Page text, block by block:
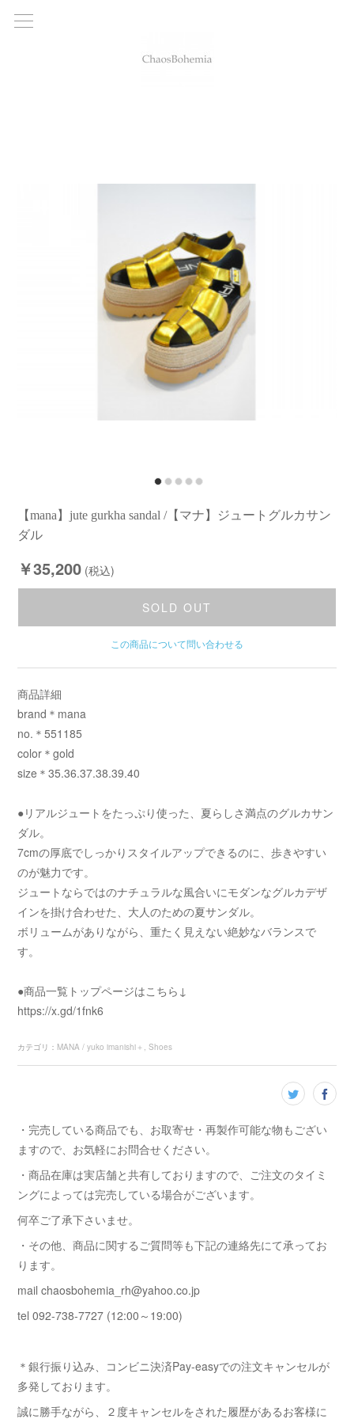
【mana】jute gurkha sandal /【マナ】ジュートグルカサン
ダル
￥35,200 (税込)
SOLD OUT
この商品について問い合わせる
商品詳細
brand＊mana
no.＊551185
color＊gold
size＊35.36.37.38.39.40
●リアルジュートをたっぷり使った、夏らしさ満点のグルカサン
ダル。
7cmの厚底でしっかりスタイルアップできるのに、歩きやすい
のが魅力です。
ジュートならではのナチュラルな風合いにモダンなグルカデザ
インを掛け合わせた、大人のための夏サンダル。
ボリュームがありながら、重たく見えない絶妙なバランスで
す。
●商品一覧トップページはこちら↓
https://x.gd/1fnk6
カテゴリ ： MANA / yuko imanishi＋ Shoes
・完売している商品でも、お取寄せ・再製作可能な物もござい
ますので、お気軽にお問合せください。
・商品在庫は実店舗と共有しておりますので、ご注文のタイミ
ングによっては完売している場合がございます。
何卒ご了承下さいませ。
・その他、商品に関するご質問等も下記の連絡先にて承ってお
ります。
mail chaosbohemia_rh@yahoo.co.jp
tel 092-738-7727 (12:00～19:00)
＊銀行振り込み、コンビニ決済Pay-easyでの注文キャンセルが
多発しております。
誠に勝手ながら、２度キャンセルをされた履歴があるお客様に